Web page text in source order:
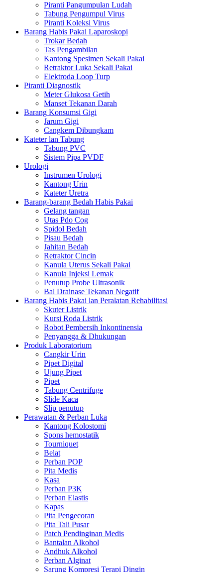
Piranti Pangumpulan Ludah
Tabung Pengumpul Virus
Piranti Koleksi Virus
Barang Habis Pakai Laparoskopi
Trokar Bedah
Tas Pengambilan
Kantong Spesimen Sekali Pakai
Retraktor Luka Sekali Pakai
Elektroda Loop Turp
Piranti Diagnostik
Meter Glukosa Getih
Manset Tekanan Darah
Barang Konsumsi Gigi
Jarum Gigi
Cangkem Dibungkam
Kateter lan Tabung
Tabung PVC
Sistem Pipa PVDF
Urologi
Instrumen Urologi
Kantong Urin
Kateter Uretra
Barang-barang Bedah Habis Pakai
Gelang tangan
Utas Pdo Cog
Spidol Bedah
Pisau Bedah
Jahitan Bedah
Retraktor Cincin
Kanula Uterus Sekali Pakai
Kanula Injeksi Lemak
Penutup Probe Ultrasonik
Bal Drainase Tekanan Negatif
Barang Habis Pakai lan Peralatan Rehabilitasi
Skuter Listrik
Kursi Roda Listrik
Robot Pembersih Inkontinensia
Penyangga & Dhukungan
Produk Laboratorium
Cangkir Urin
Pipet Digital
Ujung Pipet
Pipet
Tabung Centrifuge
Slide Kaca
Slip penutup
Perawatan & Perban Luka
Kantong Kolostomi
Spons hemostatik
Tourniquet
Belat
Perban POP
Pita Medis
Kasa
Perban P3K
Perban Elastis
Kapas
Pita Pengecoran
Pita Tali Pusar
Patch Pendinginan Medis
Bantalan Alkohol
Andhuk Alkohol
Perban Alginat
Sarung Kompresi Terapi Dingin